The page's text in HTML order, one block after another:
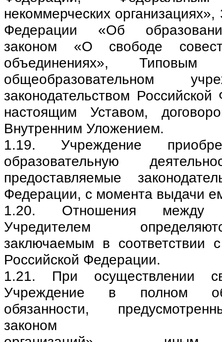
некоммерческих
Федерации «Об
законом «О свободе
объединениях»,
общеобразовательном
законодательством
настоящим Уставом,
Внутренним Уложением.
1.19. Учреждение
образовательную
предоставляемые
Федерации, с момента выдачи
1.20. Отношения между
Учредителем
заключаемым в соответствии с
Российской Федерации.
1.21. При осуществлении
Учреждение в полном
обязанности,
законом «О